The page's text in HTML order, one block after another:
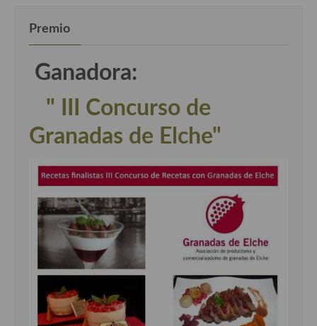
Premio
Ganadora:
" III Concurso de
Granadas de Elche"